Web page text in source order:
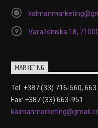
Varaždinska 18,
MARKETING
Tel: +387 (33) 716-560,
Fax: +387 (33) 663-951